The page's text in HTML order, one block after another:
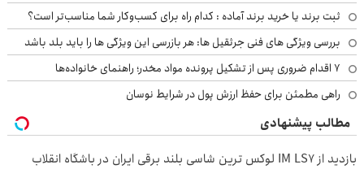
ثبت برند یا خرید برند آماده : کدام راه برای کسب‌وکار شما مناسب‌تر است؟
بررسی ویژگی های فنی جرثقیل ها: هر بازرسی این ویژگی ها را باید بلد باشد
۷ اقدام ضروری پس از تشکیل پرونده مواد مخدر؛ راهنمای خانواده‌ها
راهی مطمئن برای حفظ ارزش پول در شرایط نوسان
مطالب پیشنهادی
بازدید از IM LS7 لوکس ترین شاسی بلند برقی ایران در باشگاه انقلاب